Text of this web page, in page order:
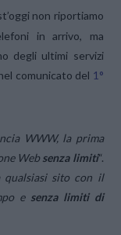
non riportiamo
in arrivo, ma
degli ultimi servizi
comunicato del 1°
WWW, la prima
Web senza limiti“.
qualsiasi sito con il
e senza limiti di